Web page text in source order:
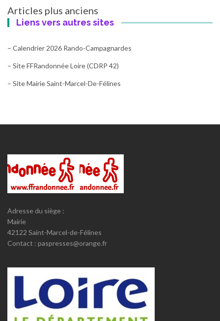
Navigation
des
articles
Articles plus anciens
Liens vers autres sites
– Calendrier 2026 Rando-Campagnardes
– Site FFRandonnée Loire (CDRP 42)
– Site Mairie Saint-Marcel-De-Félines
Adresse du siège :
Mairie
42122 Saint-Marcel-de-Félines
Contact : paspresses@orange.fr